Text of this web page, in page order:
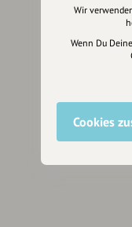
Wir
Wenn Du
Cookies